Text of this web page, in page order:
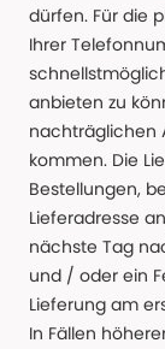
dürfen. Für die
Ihrer
anbieten zu
nachträglichen
kommen. Die
Bestellungen,
Lieferadresse
nächste Tag
und / oder ein
Lieferung am
In Fällen